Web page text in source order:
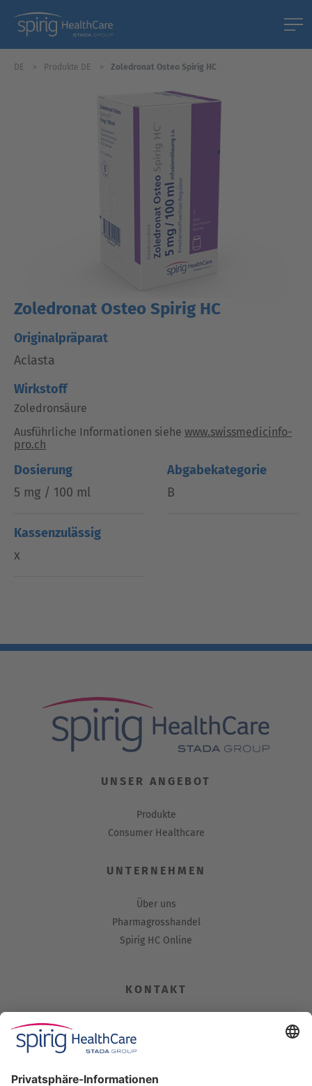
DE Produkte DE Zoledronat Osteo Spirig HC
Zoledronat Osteo Spirig HC
Originalpräparat
Aclasta
Wirkstoff
Zoledronsäure
Ausführliche Informationen siehe www.swissmedicinfo-
pro.ch
Dosierung
5 mg / 100 ml
Abgabekategorie
B
Kassenzulässig
x
UNSER ANGEBOT
Produkte
Consumer Healthcare
UNTERNEHMEN
Über uns
Pharmagrosshandel
Spirig HC Online
KONTAKT
Industriestrasse 30
CH-4622 Egerkingen
Tel. +41 62 388 85 00